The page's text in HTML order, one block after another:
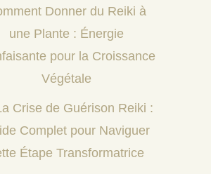
Donner du Reiki à
une Plante : Énergie
pour la Croissance
Végétale
Crise de Guérison Reiki :
Complet pour Naviguer
Étape Transformatrice